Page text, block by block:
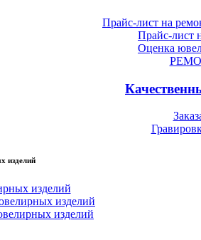
Прайс-лист на
Прайс-лист
Оценка
изделий
изделий
изделий
изделий